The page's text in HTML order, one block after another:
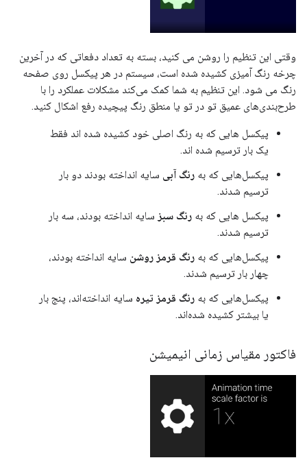
وقتی این تنظیم را روشن می کنید، بسته به تعداد دفعاتی که در آخرین
چرخه رنگ آمیزی کشیده شده است، سیستم در هر پیکسل روی صفحه
رنگ می شود. این تنظیم به شما کمک می‌کند مشکلات عملکرد را با
طرح‌بندی‌های عمیق تو در تو یا منطق رنگ پیچیده رفع اشکال کنید.
پیکسل هایی که به رنگ اصلی خود کشیده شده اند فقط
یک بار ترسیم شده اند.
پیکسل‌هایی که به رنگ آبی سایه انداخته بودند دو بار
ترسیم شدند.
پیکسل هایی که به رنگ سبز سایه انداخته بودند، سه بار
ترسیم شدند.
پیکسل‌هایی که به رنگ قرمز روشن سایه انداخته بودند،
چهار بار ترسیم شدند.
پیکسل‌هایی که به رنگ قرمز تیره سایه انداخته‌اند، پنج بار
یا بیشتر کشیده شده‌اند.
فاکتور مقیاس زمانی انیمیشن